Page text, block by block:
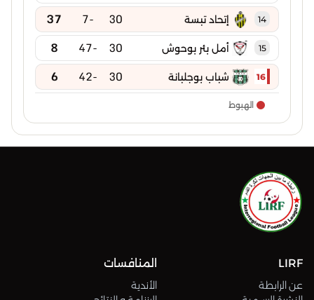
14 إتحاد تبسة 30
-7
37
15 أمل بئر بوحوش 30
-47
8
16 شباب بوجلبانة 30
-42
6
الهبوط
LIRF
عن الرابطة
المنافسات
الأندية